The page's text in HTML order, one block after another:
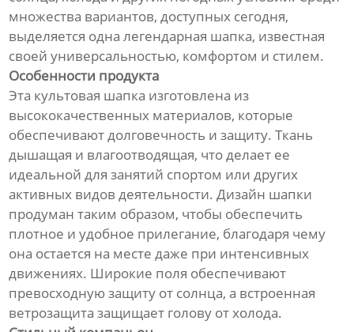
множества вариантов, доступных сегодня,
выделяется одна легендарная шапка, известная
своей универсальностью, комфортом и стилем.
Особенности продукта
Эта культовая шапка изготовлена из
высококачественных материалов, которые
обеспечивают долговечность и защиту. Ткань
дышащая и влагоотводящая, что делает ее
идеальной для занятий спортом или других
активных видов деятельности. Дизайн шапки
продуман таким образом, чтобы обеспечить
плотное и удобное прилегание, благодаря чему
она остается на месте даже при интенсивных
движениях. Широкие поля обеспечивают
превосходную защиту от солнца, а встроенная
ветрозащита защищает голову от холода.